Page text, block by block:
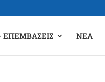
ΕΠΕΜΒΆΣΕΙΣ ΝΈΑ